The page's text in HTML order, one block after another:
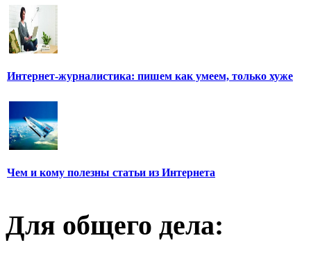
Интернет-журналистика: пишем как умеем, только хуже
Чем и кому полезны статьи из Интернета
Для общего дела: